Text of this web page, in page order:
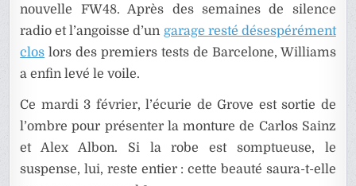
nouvelle FW48. Après des semaines de silence
radio et l’angoisse d’un garage resté désespérément
clos lors des premiers tests de Barcelone, Williams
a enfin levé le voile.
Ce mardi 3 février, l’écurie de Grove est sortie de
l’ombre pour présenter la monture de Carlos Sainz
et Alex Albon. Si la robe est somptueuse, le
suspense, lui, reste entier : cette beauté saura-t-elle